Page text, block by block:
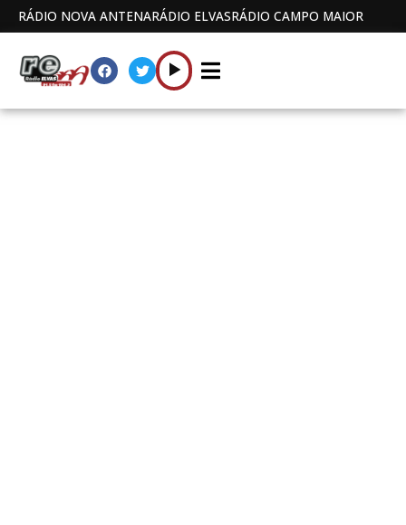
RÁDIO NOVA ANTENARÁDIO ELVASRÁDIO CAMPO MAIOR